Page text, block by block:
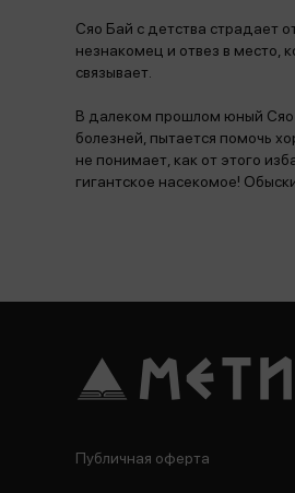
Сяо Бай с детства страдает
незнакомец и отвез в место,
связывает.
В далеком прошлом юный Сяо
болезней, пытается помочь
не понимает, как от этого
гигантское насекомое!
Публичная оферта